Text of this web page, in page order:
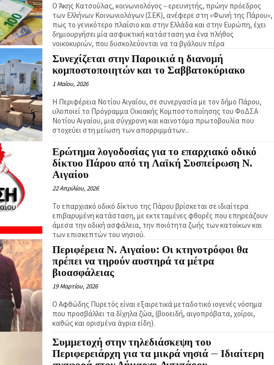
Ο Άκης Κατσούλας, κοινωνιολόγος – ερευνητής, πρώην πρόεδρος
των Ελλήνων Κοινωνιολόγων (ΣΕΚ), ανέφερε στη «Φωνή της Πάρου»,
πως το γενικότερο πλαίσιο και στην Ελλάδα και στην Ευρώπη, έχει
δημιουργήσει μία ασφυκτική κατάσταση για ένα πλήθος
νοικοκυριών, που δυσκολεύονται να τα βγάλουν πέρα
Συνεχίζεται στην Παροικιά η διανομή
κομποστοποιητών και το Σαββατοκύριακο
1 Μαΐου, 2026
Η Περιφέρεια Νοτίου Αιγαίου, σε συνεργασία με τον δήμο Πάρου,
υλοποιεί το Πρόγραμμα Οικιακής Κομποστοποίησης του ΦοΔΣΑ
Νοτίου Αιγαίου, μια σύγχρονη και καινοτόμα πρωτοβουλία που
στοχεύει στη μείωση των απορριμμάτων...
Ερώτημα λογοδοσίας για το επαρχιακό οδικό
δίκτυο Πάρου από τη Λαϊκή Συσπείρωση Ν.
Αιγαίου
22 Απριλίου, 2026
Το επαρχιακό οδικό δίκτυο της Πάρου βρίσκεται σε ιδιαίτερα
επιβαρυμένη κατάσταση, με εκτεταμένες φθορές που επηρεάζουν
άμεσα την οδική ασφάλεια, την ποιότητα ζωής των κατοίκων και
των επισκεπτών του νησιού.
Περιφέρεια Ν. Αιγαίου: Οι κτηνοτρόφοι θα
πρέπει να τηρούν αυστηρά τα μέτρα
βιοασφάλειας
19 Μαρτίου, 2026
Ο Αφθώδης Πυρετός είναι εξαιρετικά μεταδοτικό ιογενές νόσημα
που προσβάλλει τα δίχηλα ζώα, (βοοειδή, αιγοπρόβατα, χοίροι,
καθώς και ορισμένα άγρια είδη).
Συμμετοχή στην τηλεδιάσκεψη του
Περιφερειάρχη για τα μικρά νησιά – Ιδιαίτερη